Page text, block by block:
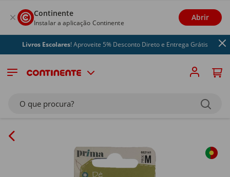
Continente
Instalar a aplicação Continente
Abrir
Livros Escolares! Aproveite 5% Desconto Direto e Entrega Grátis
O que procura?